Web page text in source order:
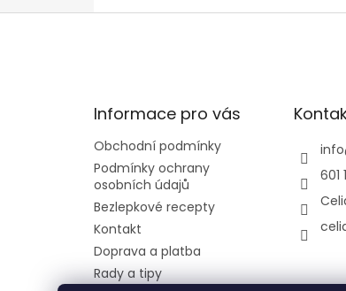
Informace pro vás
Obchodní podmínky
Podmínky ochrany
osobních údajů
Bezlepkové recepty
Kontakt
Doprava a platba
Rady a tipy
info
601